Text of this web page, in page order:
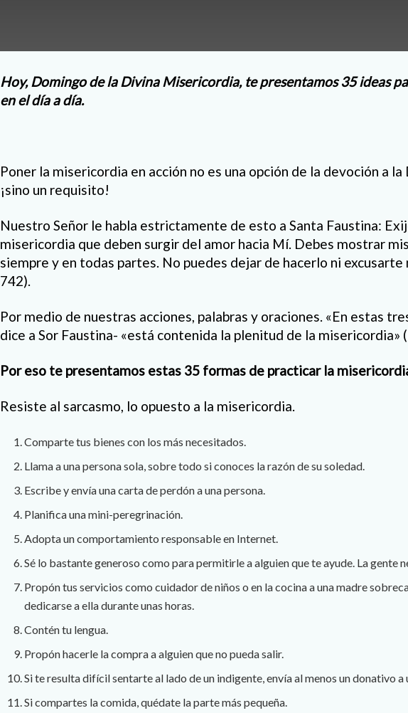
Hoy, Domingo de la Divina Misericordia, te presentamos 35 ideas
en el día a día.
Poner la misericordia en acción no es una opción de la devoción a
¡sino un requisito!
Nuestro Señor le habla estrictamente de esto a Santa Faustina:
misericordia que deben surgir del amor hacia Mí. Debes mostrar
siempre y en todas partes. No puedes dejar de hacerlo ni
742).
Por medio de nuestras acciones, palabras y oraciones. «En estas
dice a Sor Faustina- «está contenida la plenitud de la misericordia»
Por eso te presentamos estas 35 formas de practicar la
Resiste al sarcasmo, lo opuesto a la misericordia.
Comparte tus bienes con los más necesitados.
Llama a una persona sola, sobre todo si conoces la razón de su soledad.
Escribe y envía una carta de perdón a una persona.
Planifica una mini-peregrinación.
Adopta un comportamiento responsable en Internet.
Sé lo bastante generoso como para permitirle a alguien que te ayude. La gente
Propón tus servicios como cuidador de niños o en la cocina a una madre
dedicarse a ella durante unas horas.
Contén tu lengua.
Propón hacerle la compra a alguien que no pueda salir.
Si te resulta difícil sentarte al lado de un indigente, envía al menos un donativo a
Si compartes la comida, quédate la parte más pequeña.